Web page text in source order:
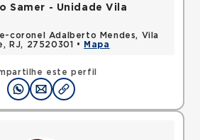
este perfil
Samer - Unidade Vila
coronel Adalberto Mendes, Vila
RJ, 27520301 •
Mapa